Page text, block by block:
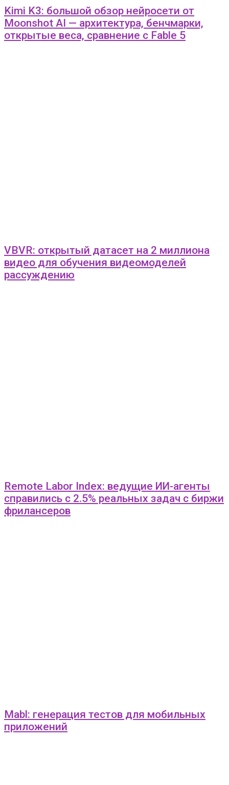
Kimi K3: большой обзор нейросети от
Moonshot AI — архитектура, бенчмарки,
открытые веса, сравнение с Fable 5
VBVR: открытый датасет на 2 миллиона
видео для обучения видеомоделей
рассуждению
Remote Labor Index: ведущие ИИ-агенты
справились с 2.5% реальных задач с биржи
фрилансеров
Mabl: генерация тестов для мобильных
приложений